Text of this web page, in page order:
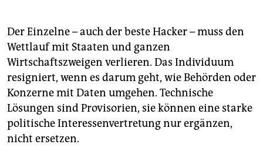
Der Einzelne – auch der beste Hacker – muss den
Wettlauf mit Staaten und ganzen
Wirtschaftszweigen verlieren. Das Individuum
resigniert, wenn es darum geht, wie Behörden oder
Konzerne mit Daten umgehen. Technische
Lösungen sind Provisorien, sie können eine starke
politische Interessenvertretung nur ergänzen,
nicht ersetzen.